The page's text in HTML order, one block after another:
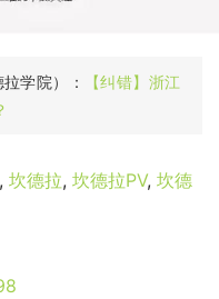
学院）：
【纠错】浙江
, 坎德拉, 坎德拉PV, 坎德